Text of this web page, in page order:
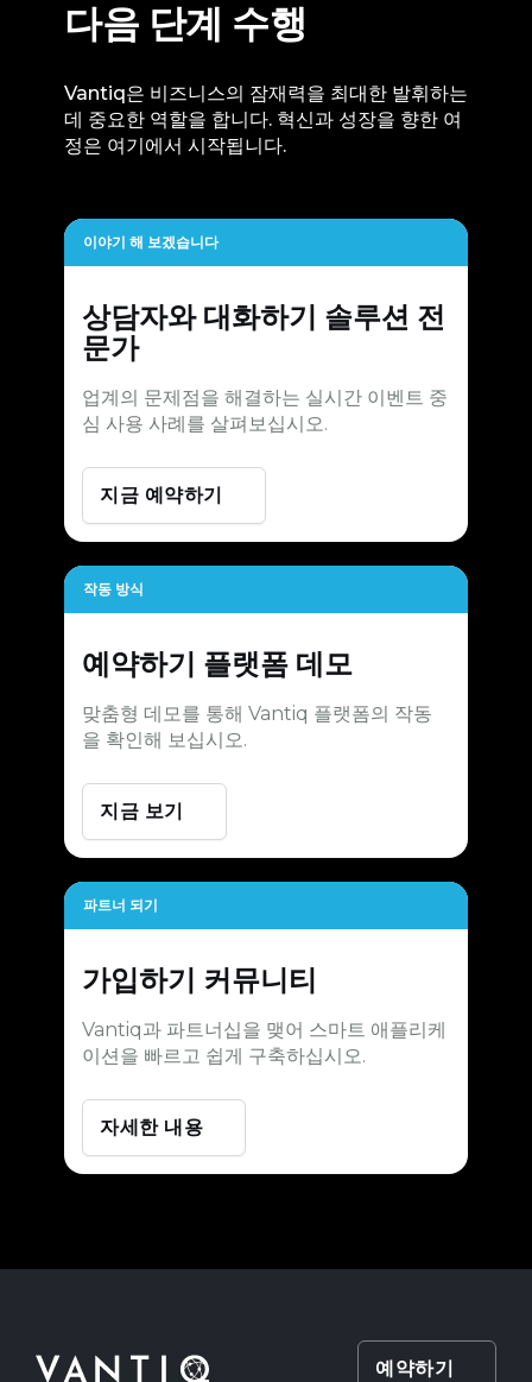
다음 단계 수행
Vantiq은 비즈니스의 잠재력을 최대한 발휘하는
데 중요한 역할을 합니다. 혁신과 성장을 향한 여
정은 여기에서 시작됩니다.
이야기 해 보겠습니다
상담자와 대화하기 솔루션 전
문가
업계의 문제점을 해결하는 실시간 이벤트 중
심 사용 사례를 살펴보십시오.
지금 예약하기
작동 방식
예약하기 플랫폼 데모
맞춤형 데모를 통해 Vantiq 플랫폼의 작동
을 확인해 보십시오.
지금 보기
파트너 되기
가입하기 커뮤니티
Vantiq과 파트너십을 맺어 스마트 애플리케
이션을 빠르고 쉽게 구축하십시오.
자세한 내용
예약하기